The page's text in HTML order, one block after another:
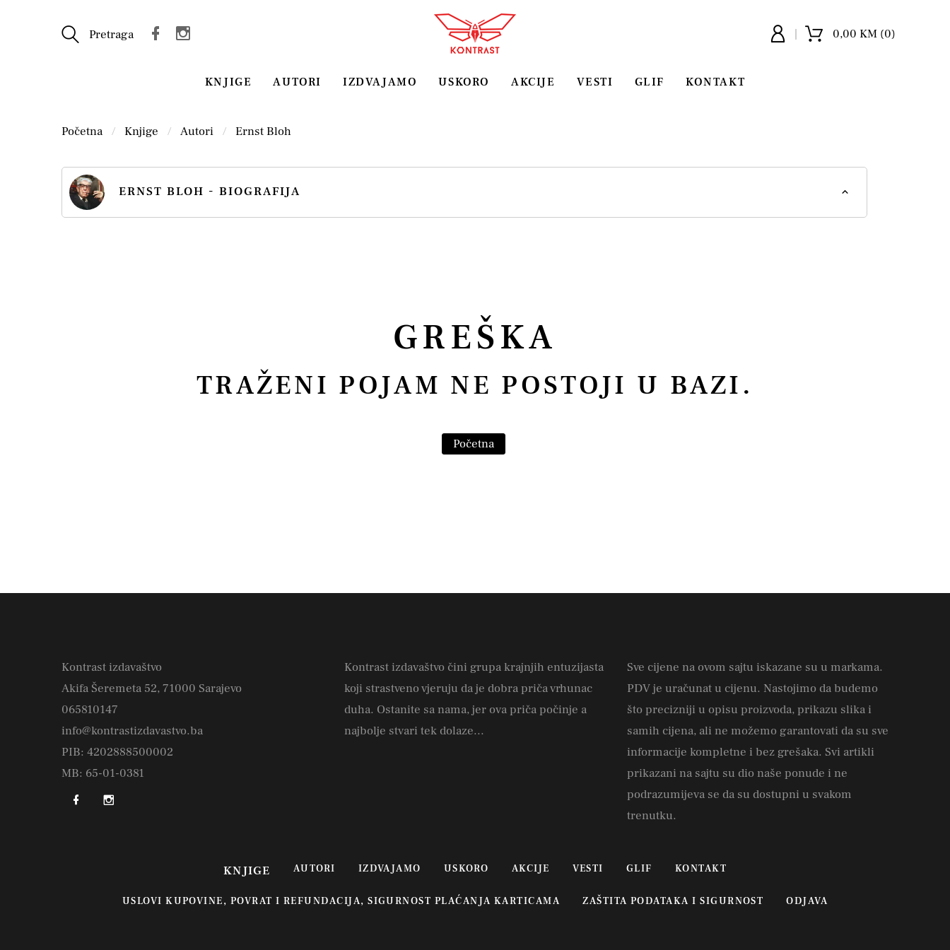
Pretraga 0,00 KM (0)
KNJIGE AUTORI IZDVAJAMO USKORO AKCIJE VESTI GLIF KONTAKT
Početna Knjige Autori Ernst Bloh
ERNST BLOH - BIOGRAFIJA
GREŠKA
TRAŽENI POJAM NE POSTOJI U BAZI.
Početna
Kontrast izdavaštvo
Akifa Šeremeta 52, 71000 Sarajevo
065810147
info@kontrastizdavastvo.ba
PIB: 4202888500002
MB: 65-01-0381
Kontrast izdavaštvo čini grupa krajnjih entuzijasta
koji strastveno vjeruju da je dobra priča vrhunac
duha. Ostanite sa nama, jer ova priča počinje a
najbolje stvari tek dolaze...
Sve cijene na ovom sajtu iskazane su u markama.
PDV je uračunat u cijenu. Nastojimo da budemo
što precizniji u opisu proizvoda, prikazu slika i
samih cijena, ali ne možemo garantovati da su sve
informacije kompletne i bez grešaka. Svi artikli
prikazani na sajtu su dio naše ponude i ne
podrazumijeva se da su dostupni u svakom
trenutku.
KNJIGE AUTORI IZDVAJAMO USKORO AKCIJE VESTI GLIF KONTAKT
USLOVI KUPOVINE, POVRAT I REFUNDACIJA, SIGURNOST PLAĆANJA KARTICAMA ZAŠTITA PODATAKA I SIGURNOST ODJAVA